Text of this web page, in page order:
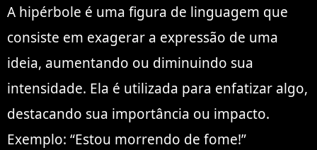
A hipérbole é uma figura de linguagem que
consiste em exagerar a expressão de uma
ideia, aumentando ou diminuindo sua
intensidade. Ela é utilizada para enfatizar algo,
destacando sua importância ou impacto.
Exemplo: “Estou morrendo de fome!”